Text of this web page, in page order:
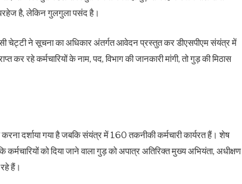
है, लेकिन गुलगुला पसंद है।
चेट्टी ने सूचना का अधिकार अंतर्गत आवेदन प्रस्तुत कर डीएसपीएम संयंत्र में
कर रहे कर्मचारियों के नाम, पद, विभाग की जानकारी मांगी, तो गुड़ की मिठास
दर्शाया गया है जबकि संयंत्र में 160 तकनीकी कर्मचारी कार्यरत हैं। शेष
को दिया जाने वाला गुड़ को अपात्र अतिरिक्त मुख्य अभियंता, अधीक्षण
हैं।